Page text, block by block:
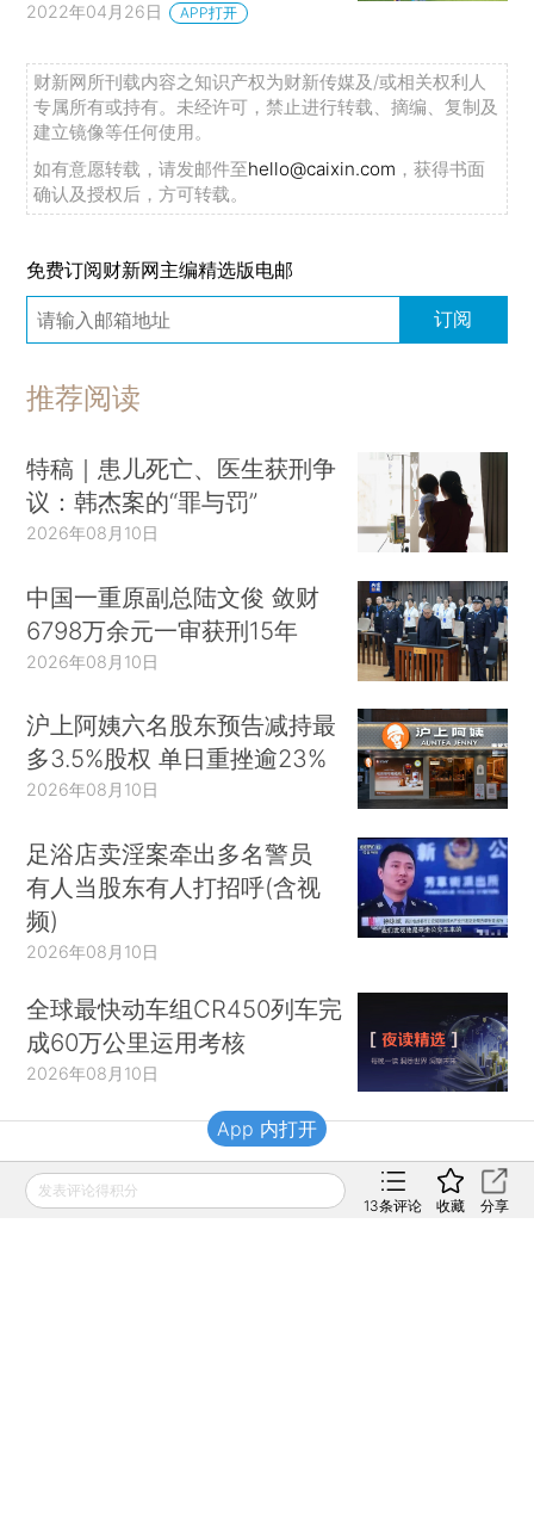
2022年04月26日 APP打开
财新网所刊载内容之知识产权为财新传媒及/或相关权利人
专属所有或持有。未经许可，禁止进行转载、摘编、复制及
建立镜像等任何使用。
如有意愿转载，请发邮件至hello@caixin.com ，获得书面
确认及授权后，方可转载。
免费订阅财新网主编精选版电邮
订阅
推荐阅读
特稿｜患儿死亡、医生获刑争
议：韩杰案的“罪与罚”
2026年08月10日
中国一重原副总陆文俊 敛财
6798万余元一审获刑15年
2026年08月10日
沪上阿姨六名股东预告减持最
多3.5%股权 单日重挫逾23%
2026年08月10日
足浴店卖淫案牵出多名警员
有人当股东有人打招呼(含视
频)
2026年08月10日
全球最快动车组CR450列车完
成60万公里运用考核
2026年08月10日
财新移动
发表评论得积分
13条评论 收藏 分享
App 内打开